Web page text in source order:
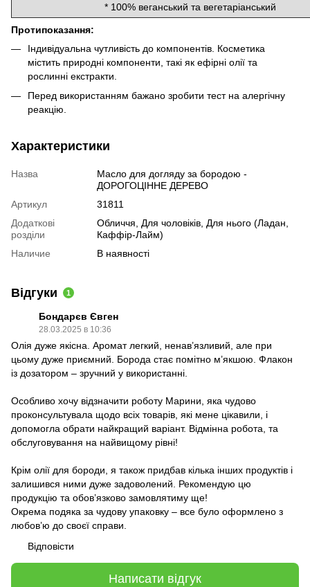
* 100% веганський та вегетаріанський
Протипоказання:
Індивідуальна чутливість до компонентів. Косметика
містить природні компоненти, такі як ефірні олії та
рослинні екстракти.
Перед використанням бажано зробити тест на алергічну
реакцію.
Характеристики
Назва
Масло для догляду за бородою -
ДОРОГОЦІННЕ ДЕРЕВО
Артикул
31811
Додаткові
розділи
Обличчя, Для чоловіків, Для нього (Ладан,
Каффір-Лайм)
Наличие
В наявності
Відгуки 1
Бондарєв Євген
28.03.2025 в 10:36
Олія дуже якісна. Аромат легкий, ненав’язливий, але при
цьому дуже приємний. Борода стає помітно м’якшою. Флакон
із дозатором – зручний у використанні.
Особливо хочу відзначити роботу Марини, яка чудово
проконсультувала щодо всіх товарів, які мене цікавили, і
допомогла обрати найкращий варіант. Відмінна робота, та
обслуговування на найвищому рівні!
Крім олії для бороди, я також придбав кілька інших продуктів і
залишився ними дуже задоволений. Рекомендую цю
продукцію та обов’язково замовлятиму ще!
Окрема подяка за чудову упаковку – все було оформлено з
любов’ю до своєї справи.
Відповісти
Написати відгук